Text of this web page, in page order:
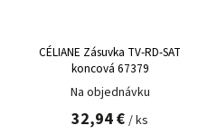
CÉLIANE Zásuvka TV-RD-SAT
koncová 67379
Na objednávku
32,94 € / ks